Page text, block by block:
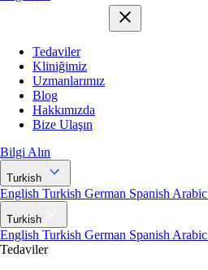
Tedaviler
Kliniğimiz
Uzmanlarımız
Blog
Hakkımızda
Bize Ulaşın
Bilgi Alın
Turkish
English Turkish German Spanish Arabic
Turkish
English Turkish German Spanish Arabic
Tedaviler